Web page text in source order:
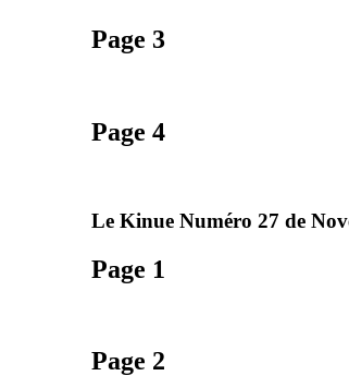
Page 3
Page 4
Le Kinue Numéro 27 de
Page 1
Page 2